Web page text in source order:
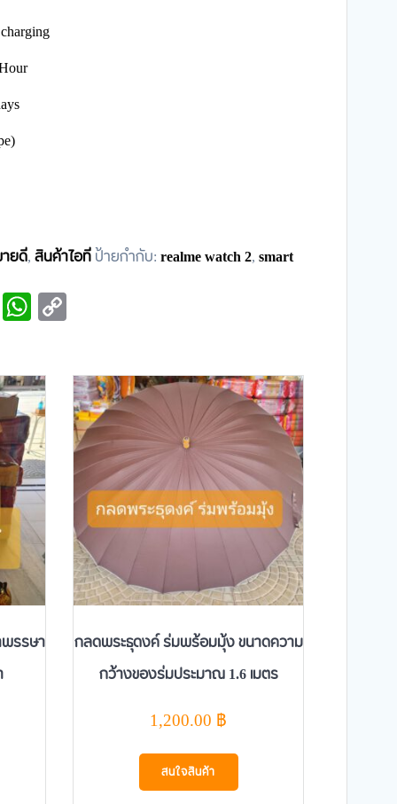
ยดี,สินค้าไอทีป้ายกำกับ:realme watch 2,smart
WhatsApp
Copy
Link
พรรษา
กลดพระธุดงค์ ร่มพร้อมมุ้ง ขนาดความ
กว้างของร่มประมาณ 1.6 เมตร
1,200.00฿
สนใจสินค้า